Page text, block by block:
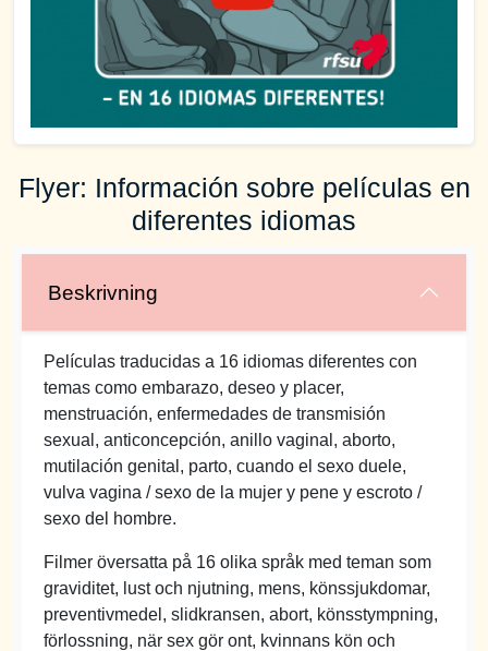
Flyer: Información sobre películas en
diferentes idiomas
Beskrivning
Películas traducidas a 16 idiomas diferentes con
temas como embarazo, deseo y placer,
menstruación, enfermedades de transmisión
sexual, anticoncepción, anillo vaginal, aborto,
mutilación genital, parto, cuando el sexo duele,
vulva vagina / sexo de la mujer y pene y escroto /
sexo del hombre.
Filmer översatta på 16 olika språk med teman som
graviditet, lust och njutning, mens, könssjukdomar,
preventivmedel, slidkransen, abort, könsstympning,
förlossning, när sex gör ont, kvinnans kön och